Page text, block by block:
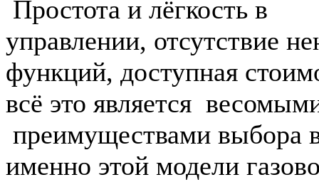
Простота и лёгкость в
управлении, отсутствие
функций, доступная
всё это является
преимуществами выбора
именно этой модели